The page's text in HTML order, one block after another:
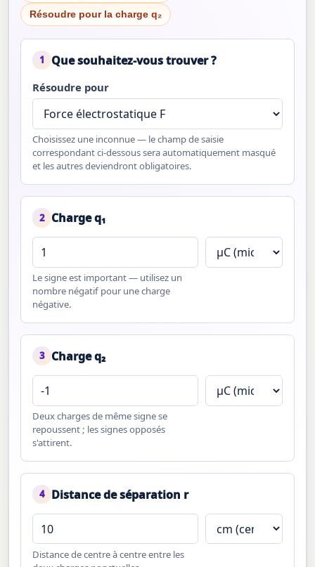
Résoudre pour la charge q₂
1 Que souhaitez-vous trouver ?
Résoudre pour
Choisissez une inconnue — le champ de saisie
correspondant ci-dessous sera automatiquement masqué
et les autres deviendront obligatoires.
2 Charge q₁
Le signe est important — utilisez un
nombre négatif pour une charge
négative.
3 Charge q₂
Deux charges de même signe se
repoussent ; les signes opposés
s'attirent.
4 Distance de séparation r
Distance de centre à centre entre les